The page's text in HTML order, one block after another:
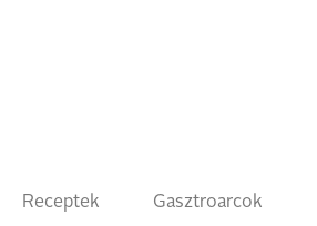
Receptek Gasztroarcok